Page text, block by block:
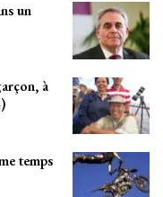
un
à
temps